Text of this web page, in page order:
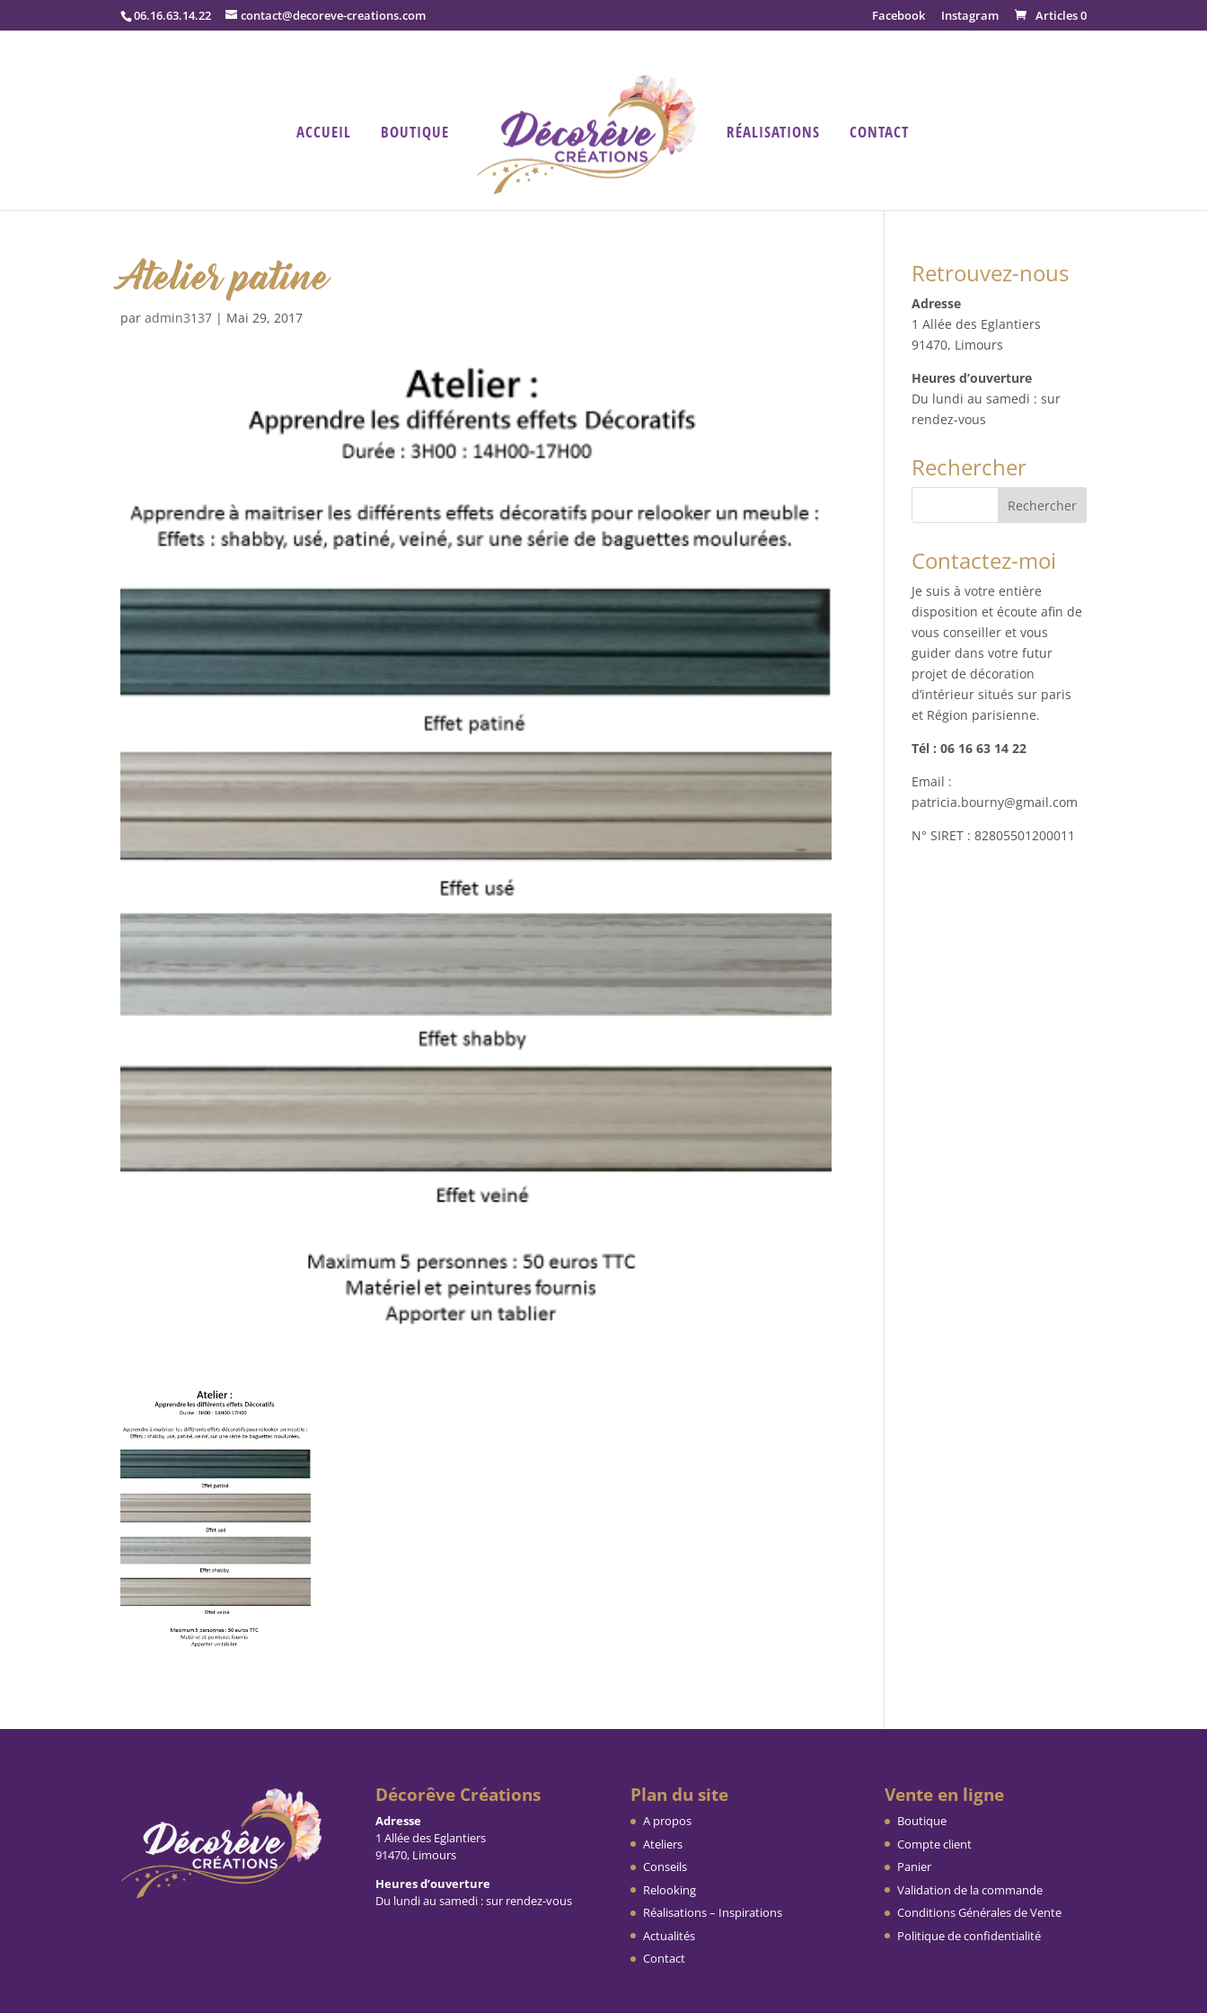
06.16.63.14.22 contact@decoreve-creations.com Facebook Instagram Articles 0
ACCUEIL BOUTIQUE RÉALISATIONS CONTACT
Atelier patine
paradmin3137 | Mai 29, 2017
Retrouvez-nous
Adresse
1 Allée des Eglantiers
91470, Limours
Heures d’ouverture
Du lundi au samedi : sur
rendez-vous
Rechercher
Contactez-moi
Je suis à votre entière
disposition et écoute afin de
vous conseiller et vous
guider dans votre futur
projet de décoration
d’intérieur situés sur paris
et Région parisienne.
Tél : 06 16 63 14 22
Email :
patricia.bourny@gmail.com
N° SIRET : 82805501200011
Décorêve Créations
Adresse
1 Allée des Eglantiers
91470, Limours
Heures d’ouverture
Du lundi au samedi : sur rendez-vous
Plan du site
A propos
Ateliers
Conseils
Relooking
Réalisations – Inspirations
Actualités
Contact
Vente en ligne
Boutique
Compte client
Panier
Validation de la commande
Conditions Générales de Vente
Politique de confidentialité